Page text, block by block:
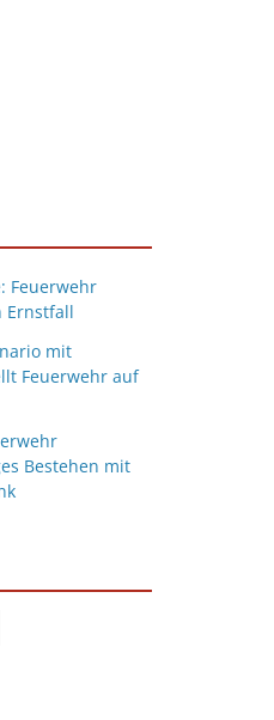
Feuerwehr
Ernstfall
mit
Feuerwehr auf
Bestehen mit